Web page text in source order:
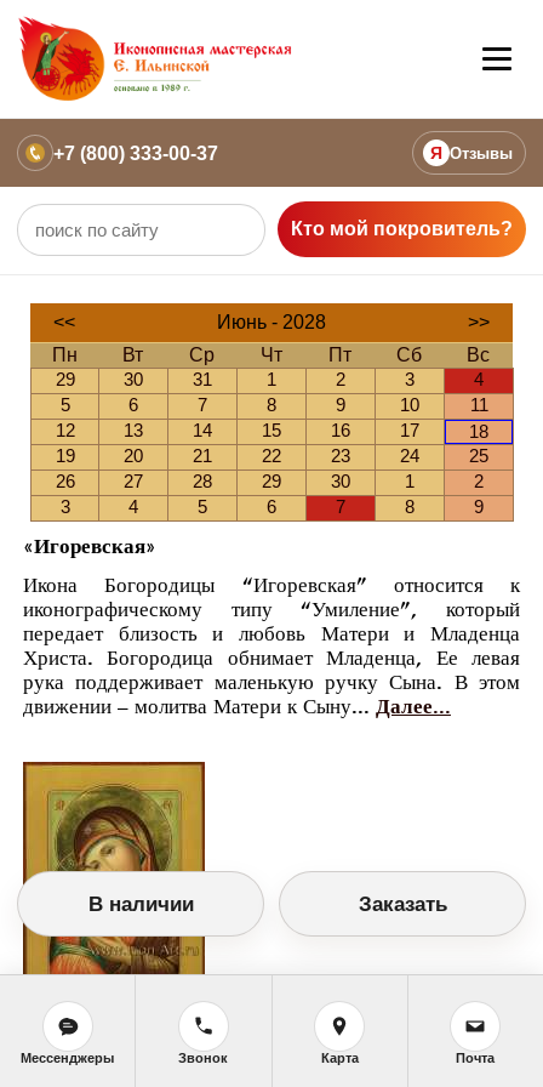
+7 (800) 333-00-37 Я Отзывы
Кто мой покровитель?
<< Июнь - 2028
>>
Пн
Вт Ср Чт Пт Сб
Вс
29
30 31 1 2 3
4
5
6 7 8 9 10
11
12
13 14 15 16 17
18
19
20 21 22 23 24
25
26
27 28 29 30 1
2
3
4 5 6 7 8 9
«Игоревская»
Икона Богородицы “Игоревская” относится к
иконографическому типу “Умиление”, который
передает близость и любовь Матери и Младенца
Христа. Богородица обнимает Младенца, Ее левая
рука поддерживает маленькую ручку Сына. В этом
движении – молитва Матери к Сыну... Далее...
Православный календарь
<<Воскресенье, 18 Июня (5 Июня по старому
В наличии Заказать
Мессенджеры Звонок Карта Почта